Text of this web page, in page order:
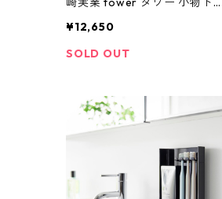
段 10185 ホワイト
¥12,650
SOLD OUT